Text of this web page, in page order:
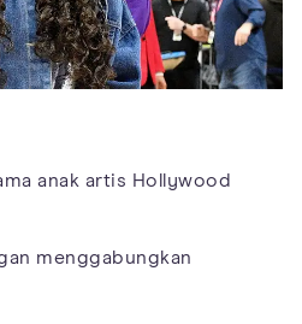
anak artis Hollywood
menggabungkan